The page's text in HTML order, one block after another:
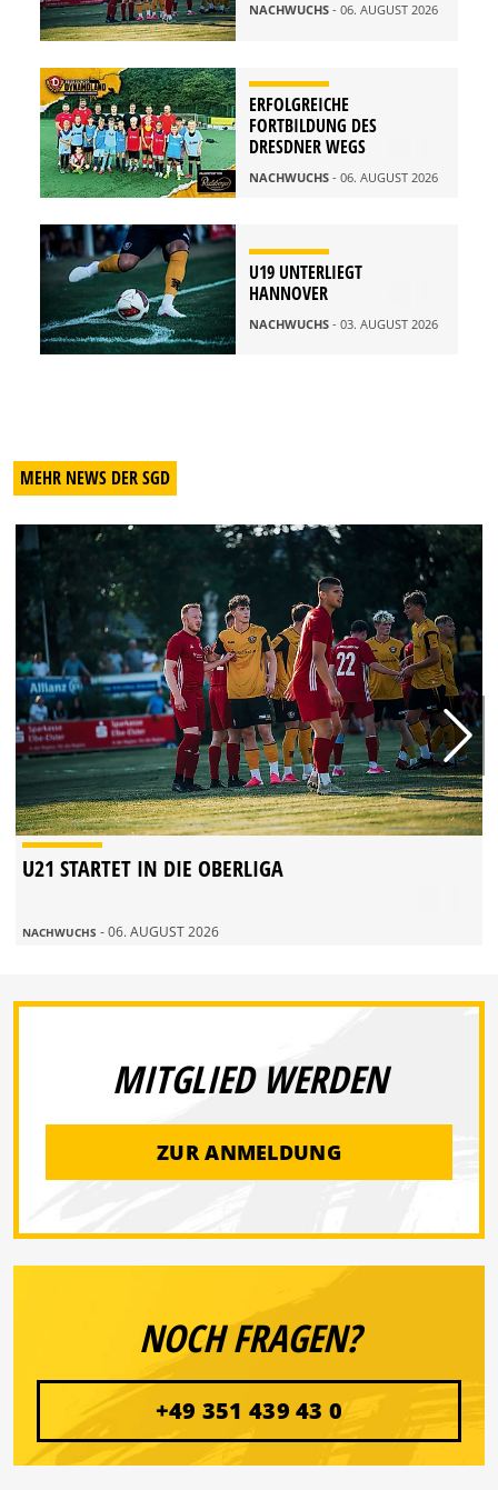
NACHWUCHS - 06. AUGUST 2026
ERFOLGREICHE
FORTBILDUNG DES
DRESDNER WEGS
NACHWUCHS - 06. AUGUST 2026
U19 UNTERLIEGT
HANNOVER
NACHWUCHS - 03. AUGUST 2026
MEHR NEWS DER SGD
U21 STARTET IN DIE OBERLIGA
NACHWUCHS - 06. AUGUST 2026
MITGLIED WERDEN
ZUR ANMELDUNG
NOCH FRAGEN?
+49 351 439 43 0